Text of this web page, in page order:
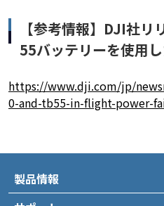
【参考情報】DJI社
55バッテリーを使用
https://www.dji.com/jp/
0-and-tb55-in-flight-power-
製品情報